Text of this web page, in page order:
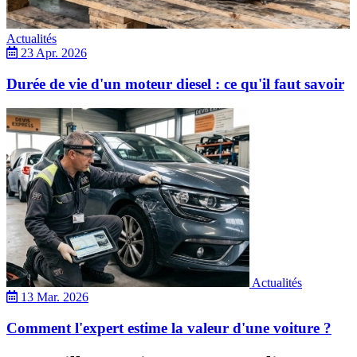
Actualités
23 Apr. 2026
Durée de vie d'un moteur diesel : ce qu'il faut savoir
Actualités
13 Mar. 2026
Comment l'expert estime la valeur d'une voiture ?